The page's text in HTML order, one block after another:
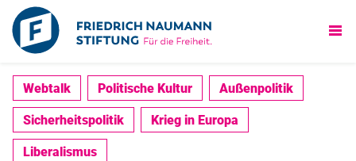
Webtalk Politische Kultur
Außenpolitik
Sicherheitspolitik
Krieg in Europa
Liberalismus